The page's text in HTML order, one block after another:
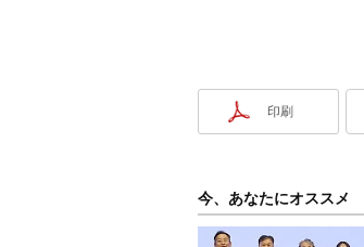
印刷
今、あなたにオススメ